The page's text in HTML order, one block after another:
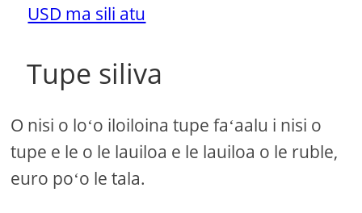
USD ma sili atu
Tupe siliva
O nisi o loʻo iloiloina tupe faʻaalu i nisi o
tupe e le o le lauiloa e le lauiloa o le ruble,
euro poʻo le tala.